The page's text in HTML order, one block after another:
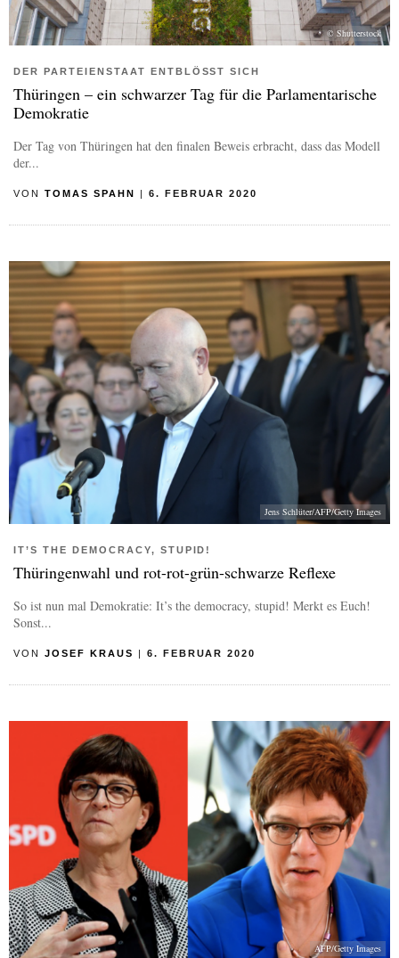
© Shutterstock
DER PARTEIENSTAAT ENTBLÖSST SICH
Thüringen – ein schwarzer Tag für die Parlamentarische
Demokratie
Der Tag von Thüringen hat den finalen Beweis erbracht, dass das Modell
der...
VON TOMAS SPAHN | 6. FEBRUAR 2020
Jens Schlüter/AFP/Getty Images
IT’S THE DEMOCRACY, STUPID!
Thüringenwahl und rot-rot-grün-schwarze Reflexe
So ist nun mal Demokratie: It’s the democracy, stupid! Merkt es Euch!
Sonst...
VON JOSEF KRAUS 6. FEBRUAR 2020
AFP/Getty Images